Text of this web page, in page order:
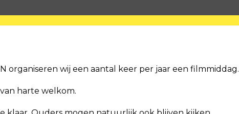
organiseren wij een aantal keer per jaar een filmmiddag.
harte welkom.